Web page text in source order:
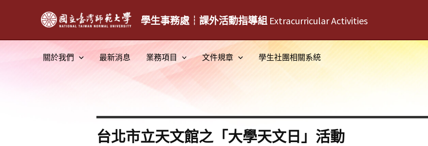
學生事務處┆課外活動指導組 Extracurricular Activities
關於我們 最新消息 業務項目 文件規章 學生社團相關系統
台北市立天文館之「大學天文日」活動